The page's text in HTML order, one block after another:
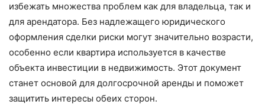
избежать множества проблем как для владельца, так и
для арендатора. Без надлежащего юридического
оформления сделки риски могут значительно возрасти,
особенно если квартира используется в качестве
объекта инвестиции в недвижимость. Этот документ
станет основой для долгосрочной аренды и поможет
защитить интересы обеих сторон.